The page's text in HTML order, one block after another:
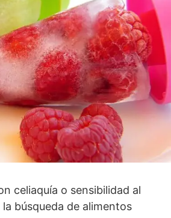
celiaquía o sensibilidad al
búsqueda de alimentos